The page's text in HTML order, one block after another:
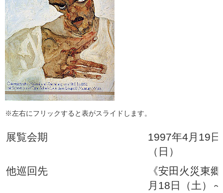
※左右にフリックすると表がスライドします。
展覧会期
1997年4月19
（日）
他巡回先
《安田火災東
月18日（土）